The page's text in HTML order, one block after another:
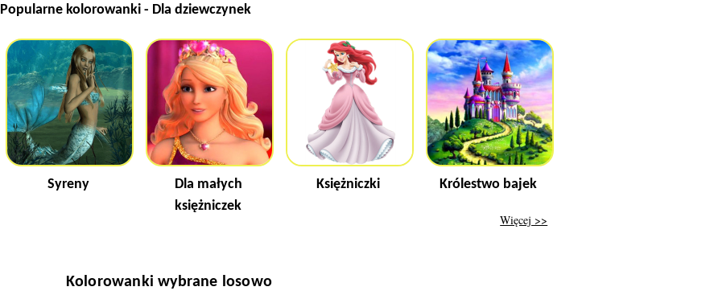
Popularne kolorowanki - Dla dziewczynek
Syreny
Dla małych
księżniczek
Księżniczki Królestwo bajek
Więcej >>
Kolorowanki wybrane losowo